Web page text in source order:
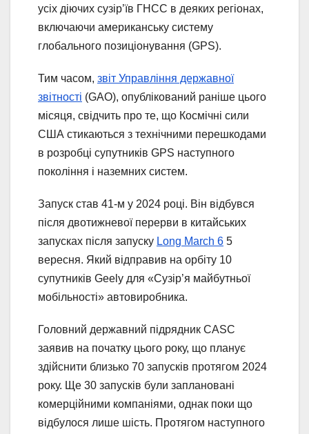
усіх діючих сузір’їв ГНСС в деяких регіонах,
включаючи американську систему
глобального позиціонування (GPS).
Тим часом, звіт Управління державної
звітності (GAO), опублікований раніше цього
місяця, свідчить про те, що Космічні сили
США стикаються з технічними перешкодами
в розробці супутників GPS наступного
покоління і наземних систем.
Запуск став 41-м у 2024 році. Він відбувся
після двотижневої перерви в китайських
запусках після запуску Long March 6 5
вересня. Який відправив на орбіту 10
супутників Geely для «Сузір’я майбутньої
мобільності» автовиробника.
Головний державний підрядник CASC
заявив на початку цього року, що планує
здійснити близько 70 запусків протягом 2024
року. Ще 30 запусків були заплановані
комерційними компаніями, однак поки що
відбулося лише шість. Протягом наступного